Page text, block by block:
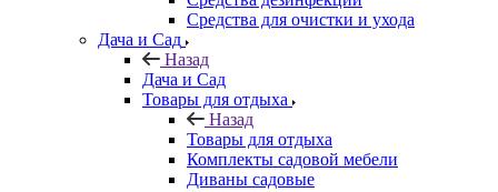
Средства для очистки и ухода
Дача и Сад
Назад
Дача и Сад
Товары для отдыха
Назад
Товары для отдыха
Комплекты садовой мебели
Диваны садовые